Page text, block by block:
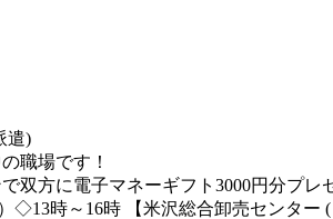
遣)
職場です！
双方に電子マネーギフト3000円分プレ
◇13時～16時 【米沢総合卸売センター